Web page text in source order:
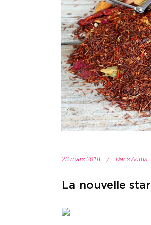
23 mars 2018 Dans Actus
La nouvelle